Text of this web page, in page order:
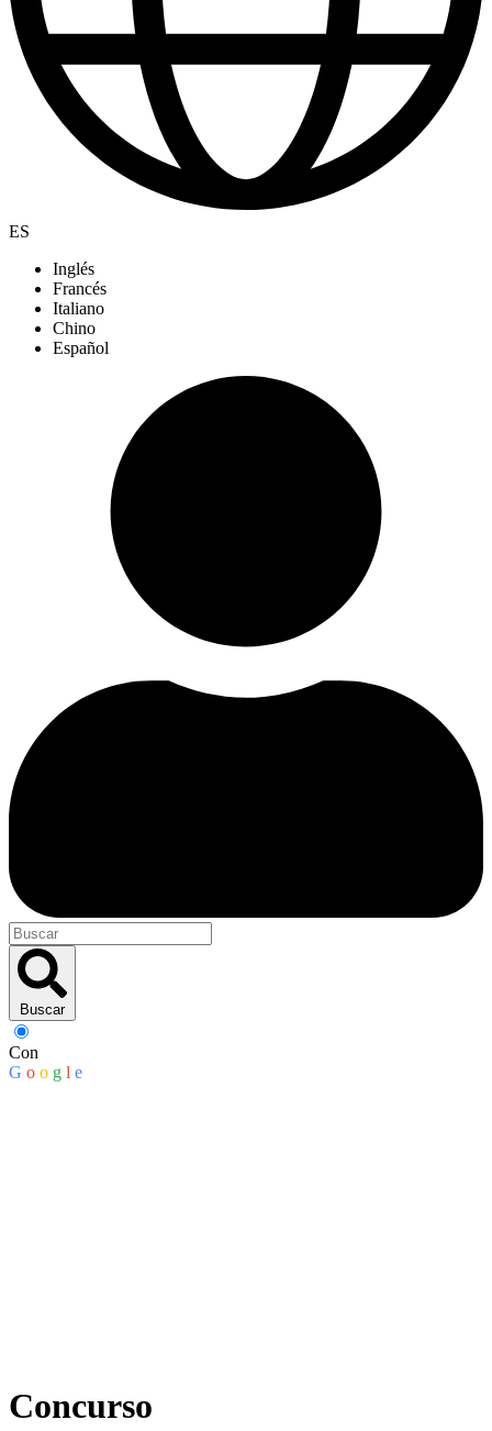
ES
Inglés
Francés
Italiano
Chino
Español
Buscar
Con
G o o g l e
Concurso